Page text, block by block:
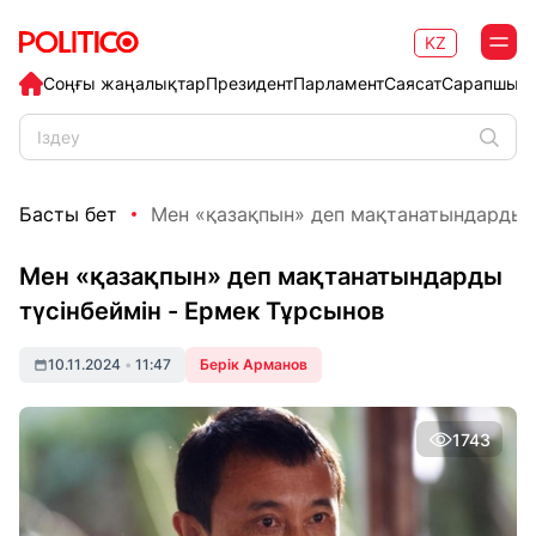
Соңғы жаңалықтарПрезидентПарламентСаясат
KZ
Басты бет Мен «қазақпын» деп мақтанатындарды
Мен «қазақпын» деп мақтанатындарды
түсінбеймін - Ермек Тұрсынов
10.11.2024 • 11:47 Берік Арманов
1743